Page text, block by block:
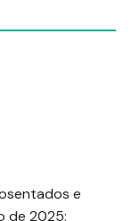
e
de 2025: